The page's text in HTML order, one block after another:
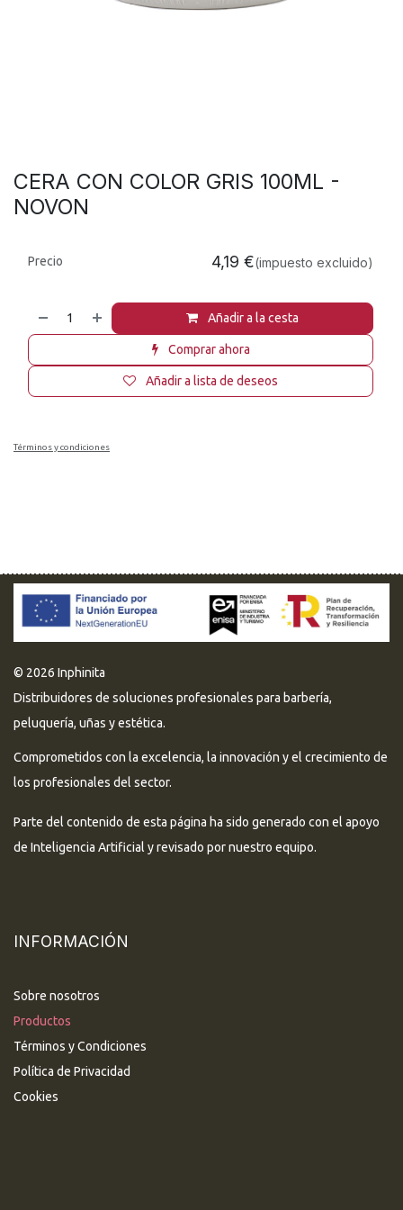
CERA CON COLOR GRIS 100ML -
NOVON
Añadir a la cesta
Comprar ahora
Añadir a lista de deseos
Precio 4,19 €(impuesto excluido)
Términos y condiciones
© 2026 Inphinita
Distribuidores de soluciones profesionales para barbería,
peluquería, uñas y estética.
Comprometidos con la excelencia, la innovación y el crecimiento de
los profesionales del sector.
Parte del contenido de esta página ha sido generado con el apoyo
de Inteligencia Artificial y revisado por nuestro equipo.
INFORMACIÓN
Sobre nosotros
Productos
Términos y Condiciones
Política de Privacidad
Cookies